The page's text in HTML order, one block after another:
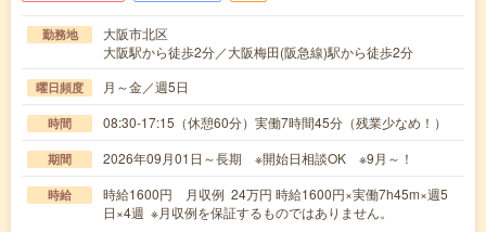
勤務地
大阪市北区
大阪駅から徒歩2分／大阪梅田(阪急線)駅から徒歩2分
曜日頻度 月～金／週5日
時間 08:30-17:15（休憩60分）実働7時間45分（残業少なめ！）
期間 2026年09月01日～長期 ※開始日相談OK ※9月～！
時給
時給1600円 月収例 24万円 時給1600円×実働7h45m×週5
日×4週 ※月収例を保証するものではありません。